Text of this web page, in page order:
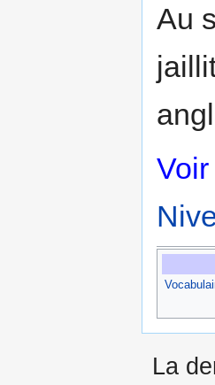
Au
La